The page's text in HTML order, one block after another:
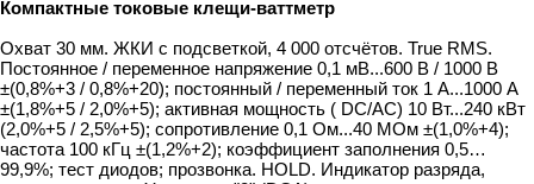
Компактные токовые клещи-ваттметр
Охват 30 мм. ЖКИ с подсветкой, 4 000 отсчётов. True RMS.
Постоянное / переменное напряжение 0,1 мВ...600 В / 1000 В
±(0,8%+3 / 0,8%+20); постоянный / переменный ток 1 А...1000 А
±(1,8%+5 / 2,0%+5); активная мощность ( DC/AC) 10 Вт...240 кВт
(2,0%+5 / 2,5%+5); сопротивление 0,1 Ом...40 МОм ±(1,0%+4);
частота 100 кГц ±(1,2%+2); коэффициент заполнения 0,5…
99,9%; тест диодов; прозвонка. HOLD. Индикатор разряда,